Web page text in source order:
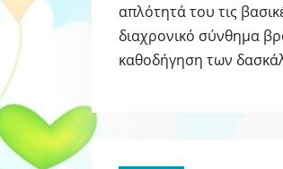
απλότητά του τις
διαχρονικό σύνθημα
καθοδήγηση των